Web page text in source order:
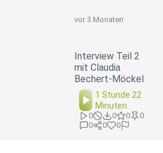
vor 3 Monaten
Interview Teil 2
mit Claudia
Bechert-Möckel
1 Stunde 22
Minuten
0 0 0
0
0
0 0